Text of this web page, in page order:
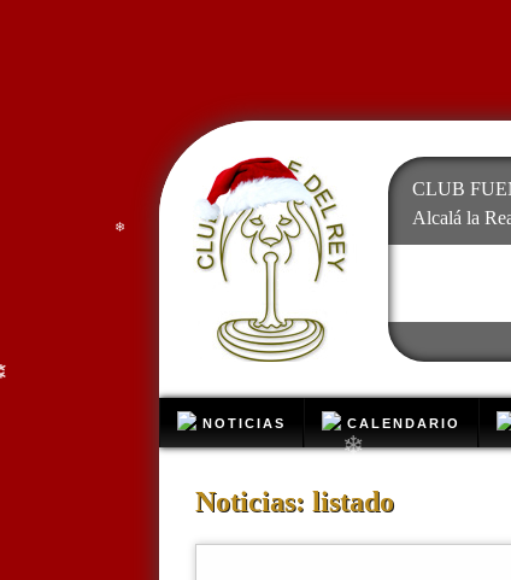
CLUB
Alcalá la
NOTICIAS CALENDARIO
Noticias: listado
❄
❄
❄